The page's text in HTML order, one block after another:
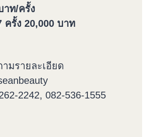
าท/ครั้ง
ครั้ง 20,000 บาท
มรายละเอียด
2242, 082-536-1555